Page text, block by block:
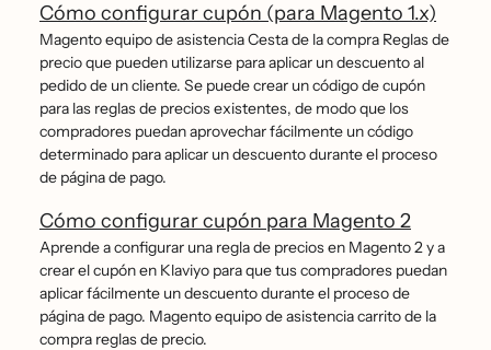
Cómo configurar cupón (para Magento 1.x)
Magento equipo de asistencia Cesta de la compra Reglas de
precio que pueden utilizarse para aplicar un descuento al
pedido de un cliente. Se puede crear un código de cupón
para las reglas de precios existentes, de modo que los
compradores puedan aprovechar fácilmente un código
determinado para aplicar un descuento durante el proceso
de página de pago.
Cómo configurar cupón para Magento 2
Aprende a configurar una regla de precios en Magento 2 y a
crear el cupón en Klaviyo para que tus compradores puedan
aplicar fácilmente un descuento durante el proceso de
página de pago. Magento equipo de asistencia carrito de la
compra reglas de precio.